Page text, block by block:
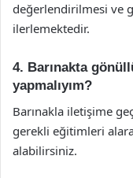
değerlendirilmesi ve
ilerlemektedir.
4. Barınakta
yapmalıyım?
Barınakla iletişime
gerekli eğitimleri
alabilirsiniz.